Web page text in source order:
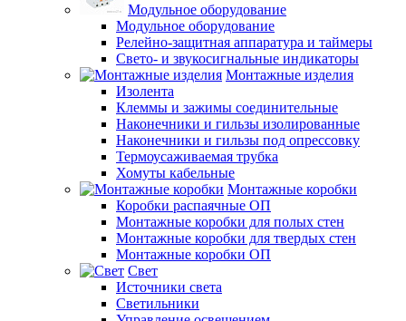
Модульное оборудование
Модульное оборудование
Релейно-защитная аппаратура и таймеры
Свето- и звукосигнальные индикаторы
Монтажные изделия
Изолента
Клеммы и зажимы соединительные
Наконечники и гильзы изолированные
Наконечники и гильзы под опрессовку
Термоусаживаемая трубка
Хомуты кабельные
Монтажные коробки
Коробки распаячные ОП
Монтажные коробки для полых стен
Монтажные коробки для твердых стен
Монтажные коробки ОП
Свет
Источники света
Светильники